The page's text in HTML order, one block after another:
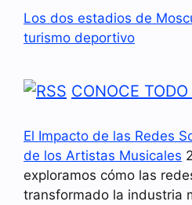
Los dos estadios de
turismo deportivo
CONOCE
El Impacto de las Redes
de los Artistas Musicales
exploramos cómo las
transformado la industria